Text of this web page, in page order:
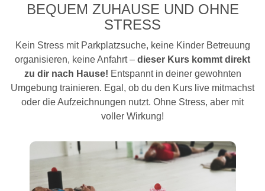
BEQUEM ZUHAUSE UND OHNE
STRESS
Kein Stress mit Parkplatzsuche, keine Kinder Betreuung
organisieren, keine Anfahrt – dieser Kurs kommt direkt
zu dir nach Hause! Entspannt in deiner gewohnten
Umgebung trainieren. Egal, ob du den Kurs live mitmachst
oder die Aufzeichnungen nutzt. Ohne Stress, aber mit
voller Wirkung!